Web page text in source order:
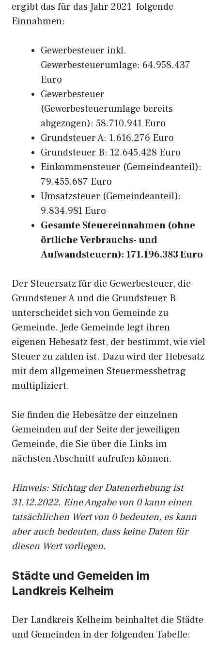
ergibt das für das Jahr 2021 folgende
Einnahmen:
Gewerbesteuer inkl.
Gewerbesteuerumlage: 64.958.437
Euro
Gewerbesteuer
(Gewerbesteuerumlage bereits
abgezogen): 58.710.941 Euro
Grundsteuer A: 1.616.276 Euro
Grundsteuer B: 12.645.428 Euro
Einkommensteuer (Gemeindeanteil):
79.455.687 Euro
Umsatzsteuer (Gemeindeanteil):
9.834.981 Euro
Gesamte Steuereinnahmen (ohne
örtliche Verbrauchs- und
Aufwandsteuern): 171.196.383 Euro
Der Steuersatz für die Gewerbesteuer, die
Grundsteuer A und die Grundsteuer B
unterscheidet sich von Gemeinde zu
Gemeinde. Jede Gemeinde legt ihren
eigenen Hebesatz fest, der bestimmt, wie viel
Steuer zu zahlen ist. Dazu wird der Hebesatz
mit dem allgemeinen Steuermessbetrag
multipliziert.
Sie finden die Hebesätze der einzelnen
Gemeinden auf der Seite der jeweiligen
Gemeinde, die Sie über die Links im
nächsten Abschnitt aufrufen können.
Hinweis: Stichtag der Datenerhebung ist
31.12.2022. Eine Angabe von 0 kann einen
tatsächlichen Wert von 0 bedeuten, es kann
aber auch bedeuten, dass keine Daten für
diesen Wert vorliegen.
Städte und Gemeiden im
Landkreis Kelheim
Der Landkreis Kelheim beinhaltet die Städte
und Gemeinden in der folgenden Tabelle: